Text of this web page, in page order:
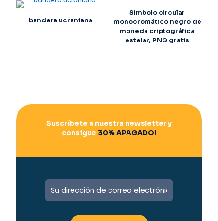
bandera ucraniana
Símbolo circular
monocromático negro de
moneda criptográfica
estelar, PNG gratis
Suscríbete a nuestra newsletter y
consigue 30% APAGADO!